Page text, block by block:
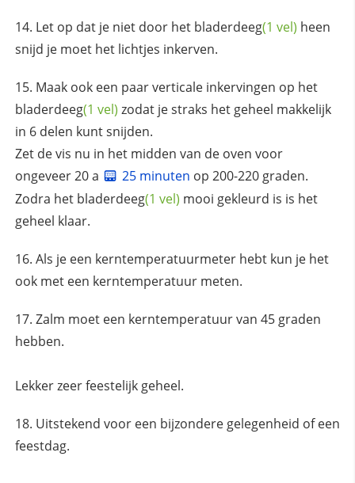
Let op dat je niet door het bladerdeeg(1 vel) heen
snijd je moet het lichtjes inkerven.
Maak ook een paar verticale inkervingen op het
bladerdeeg(1 vel) zodat je straks het geheel makkelijk
in 6 delen kunt snijden.
Zet de vis nu in het midden van de oven voor
ongeveer 20 a
25 minuten op 200-220 graden.
Zodra het bladerdeeg(1 vel) mooi gekleurd is is het
geheel klaar.
Als je een kerntemperatuurmeter hebt kun je het
ook met een kerntemperatuur meten.
Zalm moet een kerntemperatuur van 45 graden
hebben.
Lekker zeer feestelijk geheel.
Uitstekend voor een bijzondere gelegenheid of een
feestdag.